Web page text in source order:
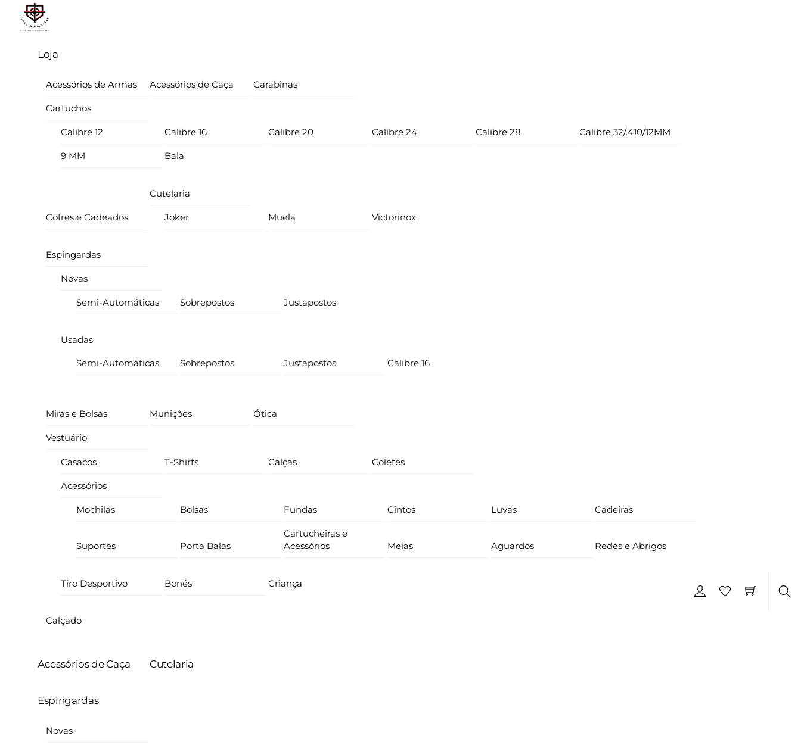
Menu
Loja
Acessórios de Armas Acessórios de Caça Carabinas
Cartuchos
Calibre 12 Calibre 16 Calibre 20 Calibre 24 Calibre 28 Calibre 32/.410/12MM
9 MM Bala
Cofres e Cadeados
Cutelaria
Joker Muela Victorinox
Espingardas
Novas
Semi-Automáticas Sobrepostos Justapostos
Usadas
Semi-Automáticas Sobrepostos Justapostos Calibre 16
Miras e Bolsas Munições Ótica
Vestuário
Casacos T-Shirts Calças Coletes
Acessórios
Mochilas Bolsas Fundas Cintos Luvas Cadeiras
Suportes Porta Balas
Cartucheiras e
Acessórios
Meias Aguardos Redes e Abrigos
Tiro Desportivo Bonés Criança
Calçado
Acessórios de Caça Cutelaria
Espingardas
Novas